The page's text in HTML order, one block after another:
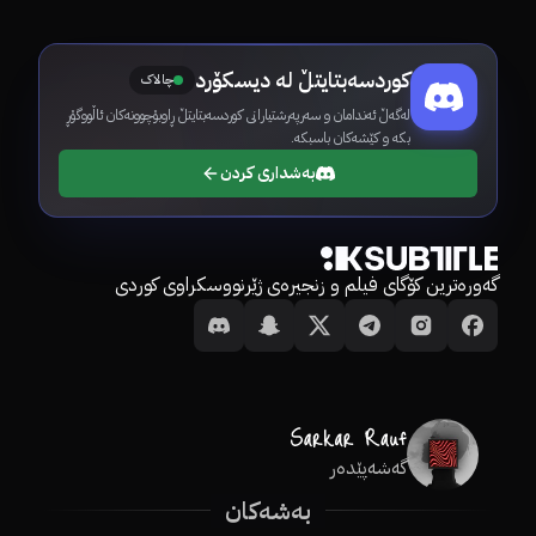
کوردسەبتایتڵ لە دیسکۆرد چالاک
لەگەڵ ئەندامان و سەرپەرشتیارانی کوردسەبتایتڵ ڕاوبۆچوونەکان ئاڵووگۆڕ
بکە و کێشەکان باسبکە.
بەشداری کردن
گەورەترین کۆگای فیلم و زنجیرەی ژێرنووسکراوی کوردی
گەشەپێدەر
بەشەکان